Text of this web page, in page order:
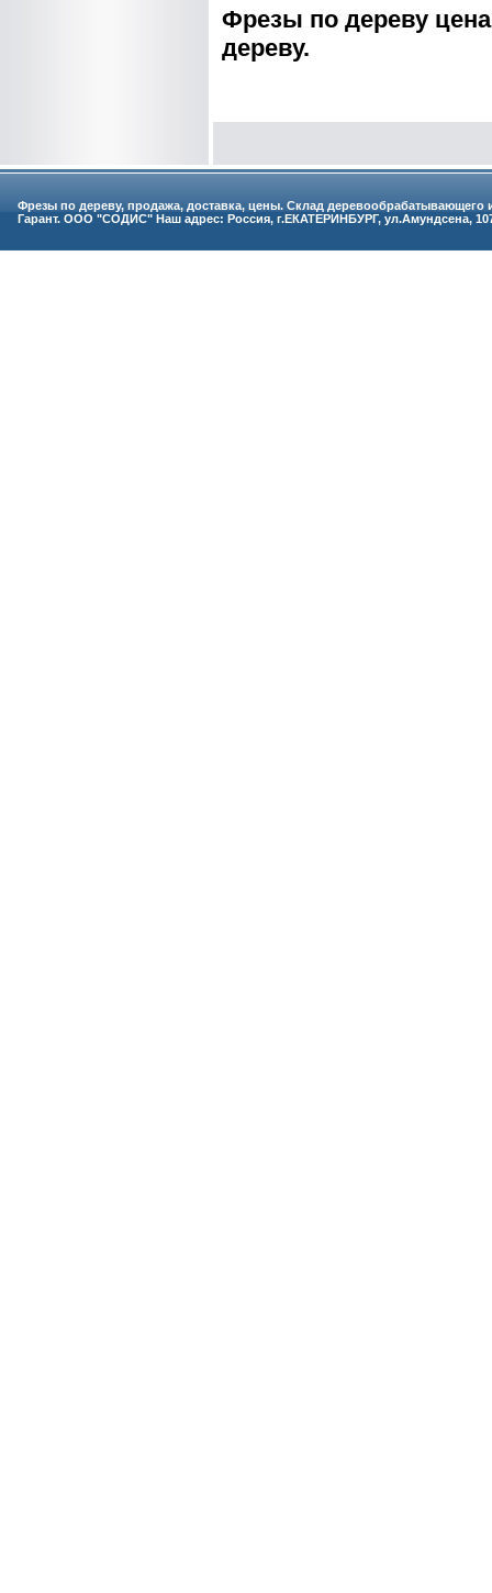
Фрезы по дереву
дереву.
Фрезы по дереву, продажа, доставка, цены. Склад
Гарант. ООО "СОДИС" Наш адрес: Россия, г.ЕКАТЕРИНБУРГ, ул.Амундсена,